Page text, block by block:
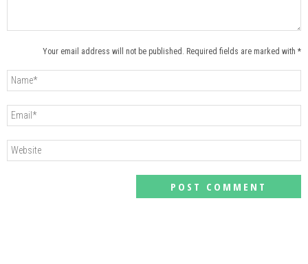
Your email address will not be published. Required fields are marked with *